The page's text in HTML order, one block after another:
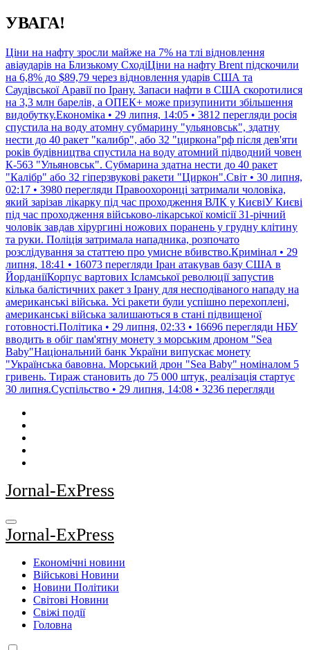
Перейти
до
УВАГА!
Ціни на нафту зросли майже на 7% на тлі відновлення
авіаударів на Близькому СходіЦіни на нафту Brent підскочили
на 6,8% до $89,79 через відновлення ударів США та
Саудівської Аравії по Ірану. Запаси нафти в США скоротилися
на 3,3 млн барелів, а ОПЕК+ може призупинити збільшення
видобутку.Економіка • 29 липня, 14:05 • 3812 перегляди росія
спустила на воду атомну субмарину "ульяновськ", здатну
нести до 40 ракет "калибр", або 32 "циркона"рф після дев'яти
років будівництва спустила на воду атомний підводний човен
К-563 "Ульяновськ". Субмарина здатна нести до 40 ракет
"Калібр" або 32 гіперзвукові ракети "Циркон".Світ • 30 липня,
02:17 • 3980 перегляди Правоохоронці затримали чоловіка,
який зарізав лікарку під час проходження ВЛК у КиєвіУ Києві
під час проходження військово-лікарської комісії 31-річний
чоловік завдав хірургині ножових поранень у грудну клітину
та руки. Поліція затримала нападника, розпочато
розслідування за статтею про умисне вбивство.Кримінал • 29
липня, 18:41 • 16073 перегляди Іран атакував базу США в
ЙорданіїКорпус вартових Ісламської революції запустив
кілька балістичних ракет з Ірану для несподіваного нападу на
американські війська. Усі ракети були успішно перехоплені,
американські війська залишаються в стані підвищеної
готовності.Політика • 29 липня, 02:33 • 16696 перегляди НБУ
вводить в обіг пам'ятну монету з морським дроном "Sea
Baby"Національний банк України випускає монету
"Українська бавовна. Морський дрон "Sea Baby" номіналом 5
гривень. Тираж становить до 75 000 штук, реалізація стартує
30 липня.Суспільство • 29 липня, 14:08 • 3236 перегляди
Jornal-ExPress
Jornal-ExPress
Економічні новини
Військові Новини
Новини Політики
Світові Новини
Свіжі події
Головна